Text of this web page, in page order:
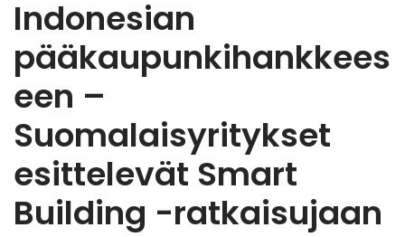
Indonesian
pääkaupunkihankkees
een –
Suomalaisyritykset
esittelevät Smart
Building -ratkaisujaan